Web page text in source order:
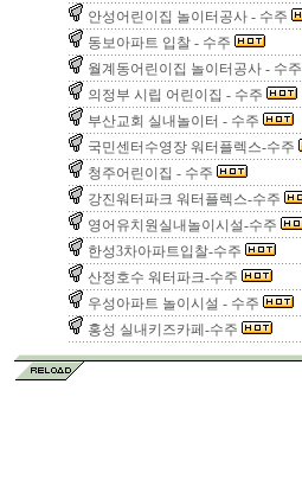
안성어린이집 놀이터공사 - 수주
동보아파트 입찰 - 수주
월계동어린이집 놀이터공사 - 수주
의정부 시립 어린이집 - 수주
부산교회 실내놀이터 - 수주
국민센터수영장 워터플렉스-수주
청주어린이집 - 수주
강진워터파크 워터플렉스-수주
영어유치원실내놀이시설-수주
한성3차아파트입찰-수주
산정호수 워터파크-수주
우성아파트 놀이시설 - 수주
홍성 실내키즈카페-수주